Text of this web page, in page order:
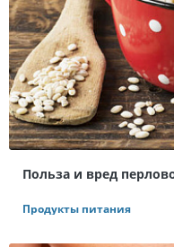
Польза и вред
Продукты питания